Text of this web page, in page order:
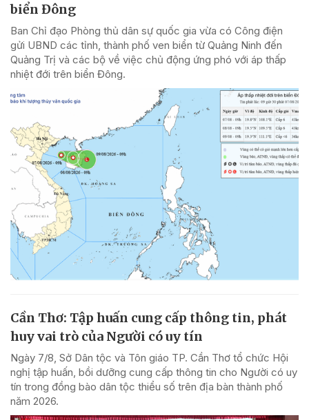
biển Đông
Ban Chỉ đạo Phòng thủ dân sự quốc gia vừa có Công điện
gửi UBND các tỉnh, thành phố ven biển từ Quảng Ninh đến
Quảng Trị và các bộ về việc chủ động ứng phó với áp thấp
nhiệt đới trên biển Đông.
Cần Thơ: Tập huấn cung cấp thông tin, phát
huy vai trò của Người có uy tín
Ngày 7/8, Sở Dân tộc và Tôn giáo TP. Cần Thơ tổ chức Hội
nghị tập huấn, bồi dưỡng cung cấp thông tin cho Người có uy
tín trong đồng bào dân tộc thiểu số trên địa bàn thành phố
năm 2026.